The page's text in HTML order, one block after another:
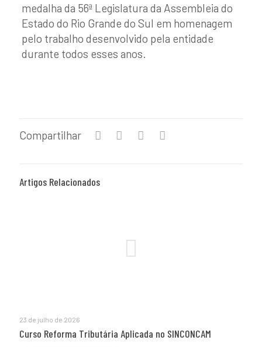
medalha da 56ª Legislatura da Assembleia do
Estado do Rio Grande do Sul em homenagem
pelo trabalho desenvolvido pela entidade
durante todos esses anos.
Compartilhar
Artigos Relacionados
23 de julho de 2026
Curso Reforma Tributária Aplicada no SINCONCAM